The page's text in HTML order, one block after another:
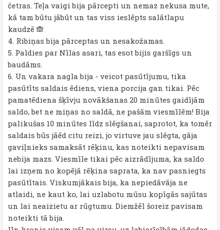
četras. Teļa vaigi bija pārcepti un nemaz nekusa mute,
kā tam būtu jābūt un tas viss ieslēpts salātlapu
kaudzē 🙈
4. Ribiņas bija pārceptas un nesakožamas.
5. Paldies par Nīlas asari, tas esot bijis garšīgs un
baudāms.
6. Un vakara nagla bija - veicot pasūtījumu, tika
pasūtīts saldais ēdiens, viena porcija gan tikai. Pēc
pamatēdiena šķīvju novākšanas 20 minūtes gaidījām
saldo, bet ne miņas no saldā, ne pašām viesmīlēm! Bija
palikušas 10 minūtes līdz slēgšanai, saprotot, ka tomēr
saldais būs jāēd citu reizi, jo virtuve jau slēgta, gāja
gaviļnieks samaksāt rēķinu, kas noteikti nepavisam
nebija mazs. Viesmīle tikai pēc aizrādījuma, ka saldo
lai izņem no kopējā rēķina saprata, ka nav pasniegts
pasūtītais. Viskumjākais bija, ka nepiedāvāja ne
atlaidi, ne kaut ko, lai uzlabotu mūsu kopīgās sajūtas
un lai neaizietu ar rūgtumu. Diemžēl šoreiz pavisam
noteikti tā bija.